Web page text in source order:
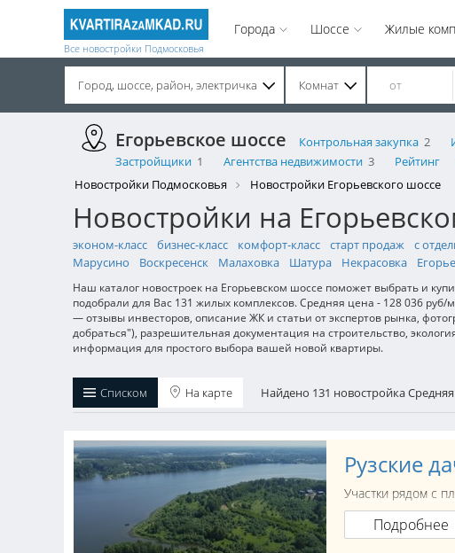
Все новостройки Подмосковья
Города Шоссе Жилые
Город, шоссе, район, электричка Комнат
Егорьевское шоссе Контрольная закупка 2
Застройщики 1 Агентства недвижимости 3 Рейтинг
Новостройки Подмосковья
Новостройки Егорьевского шоссе
Новостройки на
эконом-класс бизнес-класс комфорт-класс старт продаж с
Марусино
Воскресенск Малаховка Шатура Некрасовка
Наш каталог новостроек на Егорьевском шоссе поможет выбрать и
подобрали для Вас 131 жилых комплексов. Средняя цена - 128 036
— отзывы инвесторов, описание ЖК и статьи от экспертов рынка,
добраться"), разрешительная документация на строительство,
информация для простого выбора вашей новой квартиры.
Списком На карте Найдено 131 новостройка
Рузские
Участки рядом с
Подробнее